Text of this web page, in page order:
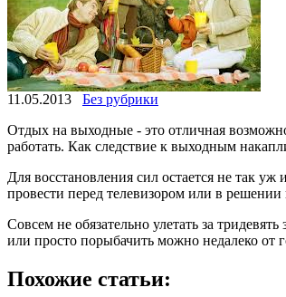
11.05.2013
Без рубрики
Отдых на выходные - это отличная
работать. Как следствие к выходным
Для восстановления сил остается не так
провести перед телевизором или в
Совсем не обязательно улетать за
или просто порыбачить можно недалеко от
Похожие статьи: